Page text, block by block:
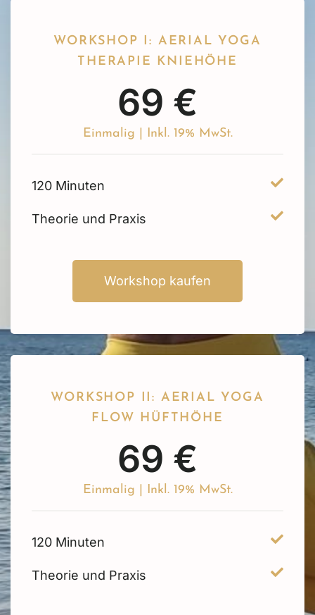
WORKSHOP I: AERIAL YOGA
THERAPIE KNIEHÖHE
69 €
Einmalig | Inkl. 19% MwSt.
120 Minuten
Theorie und Praxis
Workshop kaufen
WORKSHOP II: AERIAL YOGA
FLOW HÜFTHÖHE
69 €
Einmalig | Inkl. 19% MwSt.
120 Minuten
Theorie und Praxis